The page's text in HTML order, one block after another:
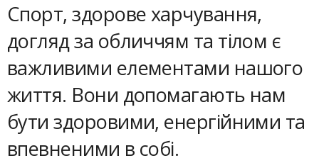
Спорт, здорове харчування,
догляд за обличчям та тілом є
важливими елементами нашого
життя. Вони допомагають нам
бути здоровими, енергійними та
впевненими в собі.